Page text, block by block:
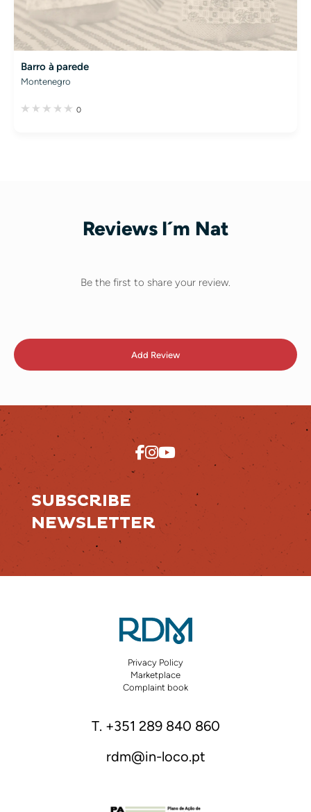
Barro à parede
Montenegro
0
Reviews I´m Nat
Be the first to share your review.
Add Review
SUBSCRIBE
NEWSLETTER
Privacy Policy
Marketplace
Complaint book
T. +351 289 840 860
rdm@in-loco.pt